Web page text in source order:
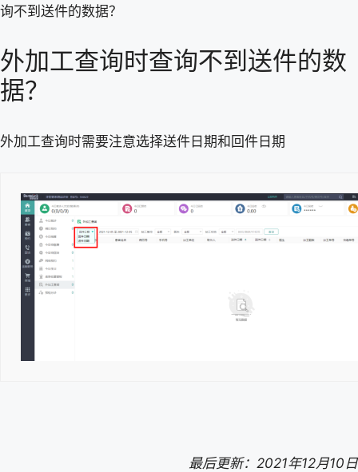
询不到送件的数据？
外加工查询时查询不到送件的数
据？
外加工查询时需要注意选择送件日期和回件日期
最后更新：2021年12月10日